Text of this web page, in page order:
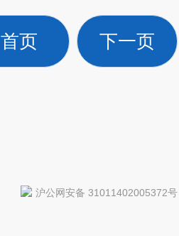
首页 下一页
沪公网安备 31011402005372号